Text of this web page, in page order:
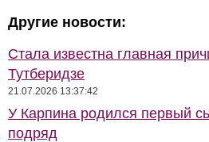
Другие новости:
Стала известна главная
Тутберидзе
21.07.2026 13:37:42
У Карпина родился первый
подряд